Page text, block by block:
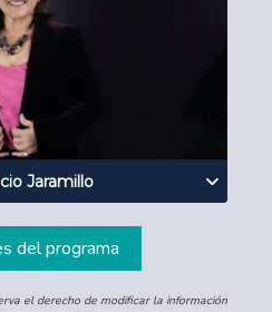
Jaramillo
del programa
el derecho de modificar la información